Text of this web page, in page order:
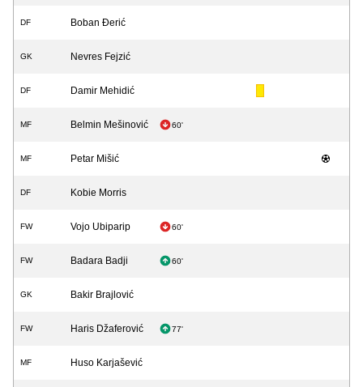
DF Boban Đerić
GK Nevres Fejzić
DF Damir Mehidić
MF Belmin Mešinović 60'
MF Petar Mišić
DF Kobie Morris
FW Vojo Ubiparip 60'
FW Badara Badji 60'
GK Bakir Brajlović
FW Haris Džaferović 77'
MF Huso Karjašević